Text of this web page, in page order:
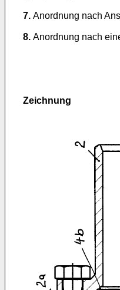
7. Anordnung nach
8. Anordnung nach
Zeichnung